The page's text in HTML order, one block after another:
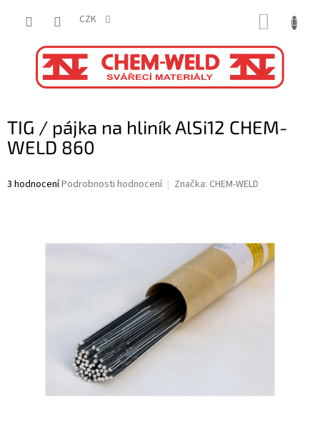
CZK
TIG / pájka na hliník AlSi12 CHEM-
WELD 860
Průměrné
3 hodnoceníPodrobnosti hodnocení Značka: CHEM-WELD